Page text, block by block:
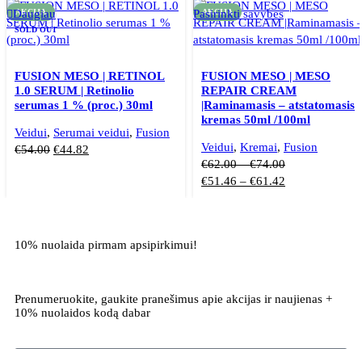
AKCIJA
SOLD OUT
Daugiau
FUSION MESO | RETINOL
1.0 SERUM | Retinolio
serumas 1 % (proc.) 30ml
Veidui, Serumai veidui, Fusion
€54.00 €44.82
AKCIJA
Pasirinkti savybes
FUSION MESO | MESO
REPAIR CREAM
|Raminamasis – atstatomasis
kremas 50ml /100ml
Veidui, Kremai, Fusion
€62.00 – €74.00
€51.46 – €61.42
10% nuolaida pirmam apsipirkimui!
Prenumeruokite, gaukite pranešimus apie akcijas ir naujienas +
10% nuolaidos kodą dabar